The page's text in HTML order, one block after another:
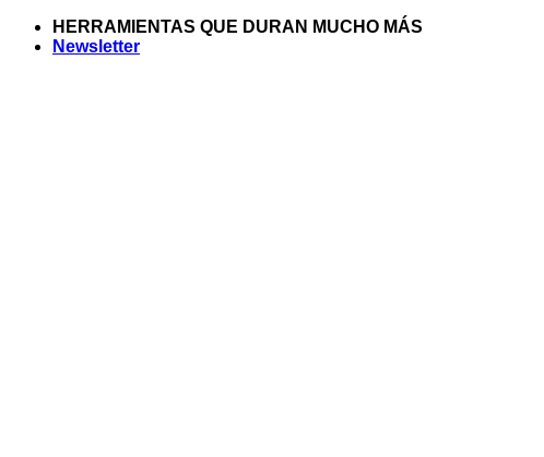
Saltar
HERRAMIENTAS QUE DURAN MUCHO MÁS
Newsletter